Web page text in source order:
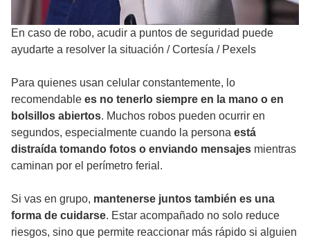
En caso de robo, acudir a puntos de seguridad puede
ayudarte a resolver la situación /Cortesía / Pexels
Para quienes usan celular constantemente, lo
recomendable es no tenerlo siempre en la mano o en
bolsillos abiertos. Muchos robos pueden ocurrir en
segundos, especialmente cuando la persona está
distraída tomando fotos o enviando mensajes mientras
caminan por el perímetro ferial.
Si vas en grupo, mantenerse juntos también es una
forma de cuidarse. Estar acompañado no solo reduce
riesgos, sino que permite reaccionar más rápido si alguien